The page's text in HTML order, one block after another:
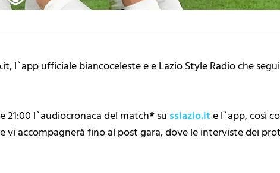
l`app ufficiale biancoceleste e e Lazio Style Radio che
21:00 l`audiocronaca del match*su sslazio.ite l`app, così
vi accompagnerà fino al post gara, dove le interviste dei